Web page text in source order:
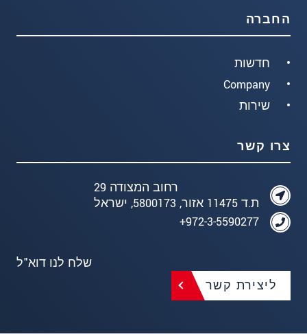
החברה
חדשות
Company
שירות
צרו קשר
רחוב המצודה 29
ת.ד 11475 אזור, 5800173, ישראל
972-3-5590277+
שלח לנו דוא"ל
ליצירת קשר